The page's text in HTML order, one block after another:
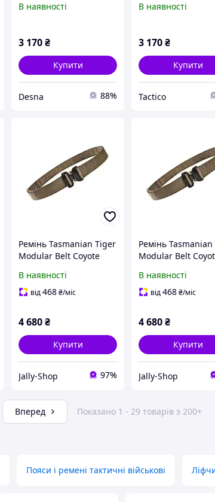
В наявності
3 170₴
Купити
Desna 88%
В наявності
3 170₴
Купити
Tactico
Ремінь Tasmanian Tiger
Modular Belt Coyote
7238.346-XL)
В наявності
від468₴/міс
4 680₴
Купити
Jally-Shop 97%
Ремінь
Modular Belt
7238.346-L)
В наявності
від468₴/міс
4 680₴
Купити
Jally-Shop
Вперед Показано 1 - 29 товарів з 200+
Пояси і ремені тактичні військові